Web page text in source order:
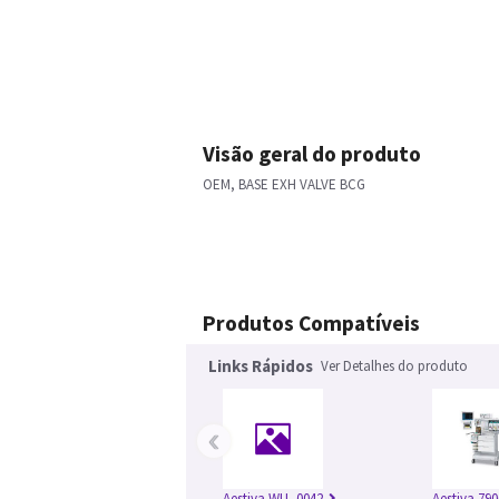
Visão geral do produto
OEM, BASE EXH VALVE BCG
Produtos Compatíveis
Links Rápidos Ver Detalhes do produto
‹